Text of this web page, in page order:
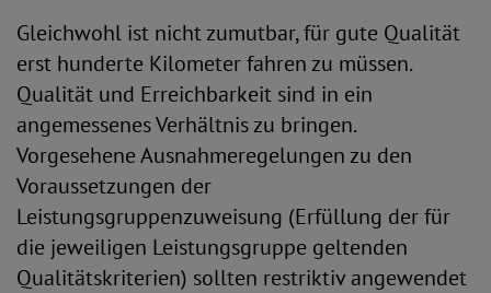
Gleichwohl ist nicht zumutbar, für gute Qualität
erst hunderte Kilometer fahren zu müssen.
Qualität und Erreichbarkeit sind in ein
angemessenes Verhältnis zu bringen.
Vorgesehene Ausnahmeregelungen zu den
Voraussetzungen der
Leistungsgruppenzuweisung (Erfüllung der für
die jeweiligen Leistungsgruppe geltenden
Qualitätskriterien) sollten restriktiv angewendet